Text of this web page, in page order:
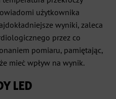
użytkownika
wyniki, zaleca
przez co
pomiaru, pamiętając,
mieć wpływ na wynik.
LED